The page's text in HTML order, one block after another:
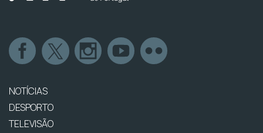
NOTÍCIAS
DESPORTO
TELEVISÃO